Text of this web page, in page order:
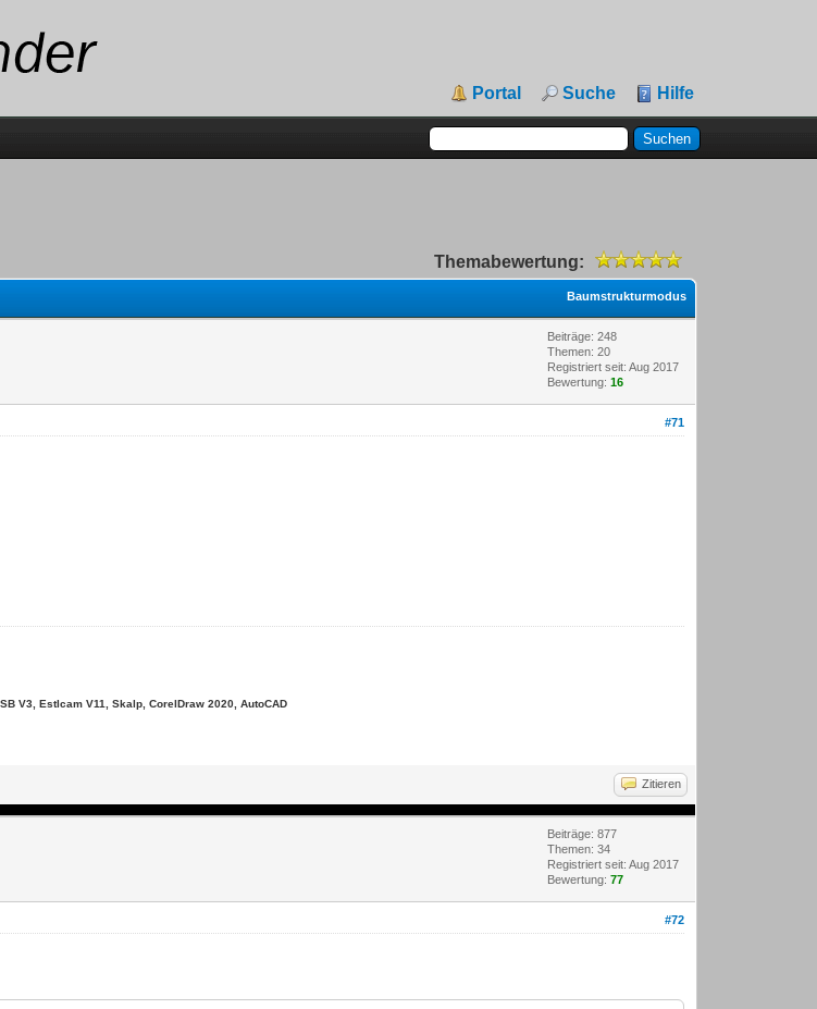
Portal Suche Hilfe
Themabewertung:
Baumstrukturmodus
Beiträge: 248
Themen: 20
Registriert seit: Aug 2017
Bewertung:16
#71
V3, Estlcam V11, Skalp, CorelDraw 2020, AutoCAD
Zitieren
Beiträge: 877
Themen: 34
Registriert seit: Aug 2017
Bewertung:77
#72